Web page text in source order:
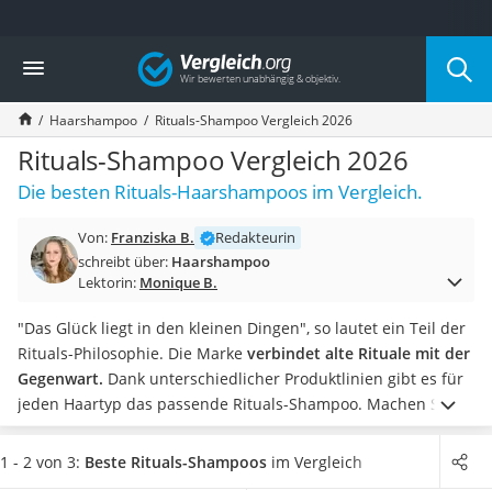
Die beliebtesten Vergleiche nach Kategorie
Drogerie
Inhalator
Haarschneider
Rollator
Braun Rasierer
Katzenklappe (Chip)
Masturbator
Massagepistole
Reisehaartrockner
Eiweißpulver
Magnesiumpräparat
Katzenklappe
Nackenmassagegerät
Zeckenschutz Katze
Vergleich
Haarshampoo Rituals-Shampoo Vergleich 2026
Rituals-Shampoo Vergleich 2026
Die besten Rituals-Haarshampoos im Vergleich.
Von: Franziska B.
Redakteurin
schreibt über: Haarshampoo
Lektorin: Monique B.
"Das Glück liegt in den kleinen Dingen", so lautet ein Teil der
Rituals-Philosophie. Die Marke verbindet alte Rituale mit der
Gegenwart. Dank unterschiedlicher Produktlinien gibt es für
jeden Haartyp das passende Rituals-Shampoo. Machen Sie
den Test, indem Sie sich die wohlriechende Haarpflege ins
Bad holen. Es gibtFeuchtigkeitsshampoosfür Damen, Herren
1 - 2 von 3: Beste Rituals-Shampoos im Vergleich